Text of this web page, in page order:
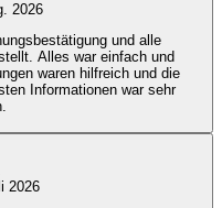
2026
und alle
Alles war einfach und
waren hilfreich und die
Informationen war sehr
2026